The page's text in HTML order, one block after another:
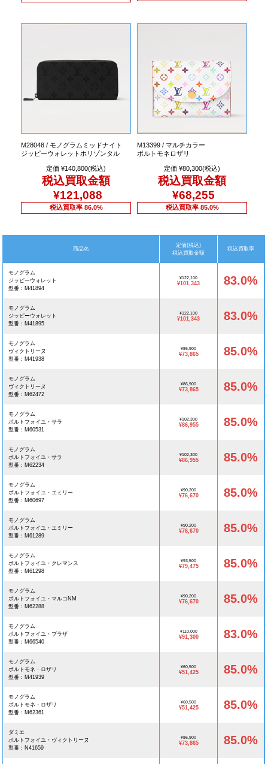
M28048 / モノグラムミッドナイト
ジッピーウォレットホリゾンタル
定価 ¥140,800(税込)
税込買取金額
¥121,088
税込買取率 86.0%
M13399 / マルチカラー
ポルトモネロザリ
定価 ¥80,300(税込)
税込買取金額
¥68,255
税込買取率 85.0%
商品名
定価(税込)
税込買取金額
税込買取率
モノグラム
ジッピーウォレット
型番：M41894
¥122,100
¥101,343 83.0%
モノグラム
ジッピーウォレット
型番：M41895
¥122,100
¥101,343 83.0%
モノグラム
ヴィクトリーヌ
型番：M41938
¥86,900
¥73,865 85.0%
モノグラム
ヴィクトリーヌ
型番：M62472
¥86,900
¥73,865 85.0%
モノグラム
ポルトフォイユ・サラ
型番：M60531
¥102,300
¥86,955 85.0%
モノグラム
ポルトフォイユ・サラ
型番：M62234
¥102,300
¥86,955 85.0%
モノグラム
ポルトフォイユ・エミリー
型番：M60697
¥90,200
¥76,670 85.0%
モノグラム
ポルトフォイユ・エミリー
型番：M61289
¥90,200
¥76,670 85.0%
モノグラム
ポルトフォイユ・クレマンス
型番：M61298
¥93,500
¥79,475 85.0%
モノグラム
ポルトフォイユ・マルコNM
型番：M62288
¥90,200
¥76,670 85.0%
モノグラム
ポルトフォイユ・ブラザ
型番：M66540
¥110,000
¥91,300 83.0%
モノグラム
ポルトモネ・ロザリ
型番：M41939
¥60,500
¥51,425 85.0%
モノグラム
ポルトモネ・ロザリ
型番：M62361
¥60,500
¥51,425 85.0%
ダミエ
ポルトフォイユ・ヴィクトリーヌ
型番：N41659
¥86,900
¥73,865 85.0%